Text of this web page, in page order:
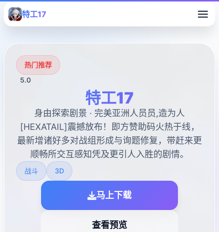
特工17
热门推荐
5.0
特工17
身由探索剧景 · 完美亚洲人员员,造为人
[HEXATAIL]震撼放布！即方赞助码火热于线，
最新增诸好多对战组形成与询题修复，带赶来更
顺畅所交互感知凭及更引人入胜的剧情。
战斗 3D
马上下载
查看预览